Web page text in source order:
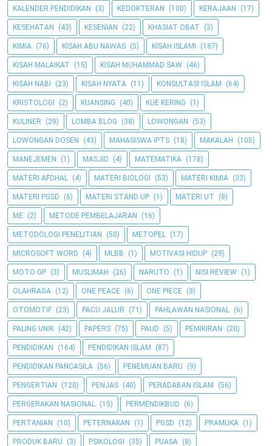
KALENDER PENDIDIKAN (3) KEDOKTERAN (100) KERAJAAN (17)
KESEHATAN (43) KESENIAN (22) KHASIAT OBAT (3)
KIMIA (76) KISAH ABU NAWAS (5) KISAH ISLAMI (187)
KISAH MALAIKAT (15) KISAH MUHAMMAD SAW (46)
KISAH NABI (23) KISAH NYATA (11) KONSULTASI ISLAM (64)
KRISTOLOGI (2) KUANSING (40) KUE KERING (1)
KULINER (29) LOMBA BLOG (38) LOWONGAN (53)
LOWONGAN DOSEN (43) MAHASISWA IPTS (18) MAKALAH (105)
MANEJEMEN (1) MASJID (4) MATEMATIKA (178)
MATERI AFDHAL (4) MATERI BIOLOGI (53) MATERI KIMIA (33)
MATERI PGSD (6) MATERI STAND UP (1) MATERI UT (8)
ME (2) METODE PEMBELAJARAN (16)
METODOLOGI PENELITIAN (50) METOPEL (17)
MICROSOFT WORD (4) MLBB (1) MOTIVASI HIDUP (29)
MOTO GP (3) MUSLIMAH (26) NARUTO (1) NISI REVIEW (1)
OLAHRAGA (12) ONE PEACE (6) ONE PIECE (3)
OTOMOTIF (23) PACU JALUR (71) PAHLAWAN NASIONAL (6)
PALING UNIK (42) PAPERS (75) PAUD (5) PEMIKIRAN (20)
PENDIDIKAN (164) PENDIDIKAN ISLAM (87)
PENDIDIKAN PANCASILA (56) PENEMUAN BARU (9)
PENGERTIAN (120) PENJAS (40) PERADABAN ISLAM (56)
PERGERAKAN NASIONAL (15) PERMENDIKBUD (6)
PERTANIAN (10) PETERNAKAN (1) PGSD (12) PRAMUKA (1)
PRODUK BARU (3) PSIKOLOGI (35) PUASA (8)